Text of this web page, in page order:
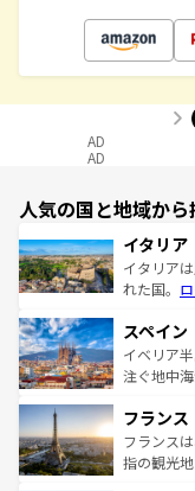
AD
AD
人気の国と地域から
イタリア
イタリア
れた国。
ろん、ト
景など、
ピザやパ
ませてく
なお、新
しい。
スペイン
イベリア
注ぐ地中
文化が根
れる闘牛
る。首都
フランス
フランス
指の観光